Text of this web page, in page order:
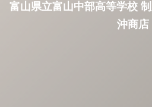
富山県立富山中部高等学校
沖商店